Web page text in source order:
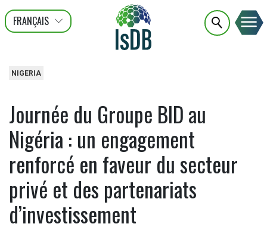
FRANÇAIS
ENGLISH
عربى
NIGERIA
Journée du Groupe BID au
Nigéria : un engagement
renforcé en faveur du secteur
privé et des partenariats
d’investissement